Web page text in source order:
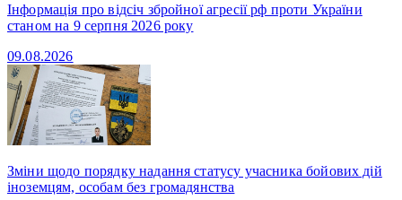
Інформація про відсіч збройної агресії рф проти України
станом на 9 серпня 2026 року
09.08.2026
Зміни щодо порядку надання статусу учасника бойових дій
іноземцям, особам без громадянства